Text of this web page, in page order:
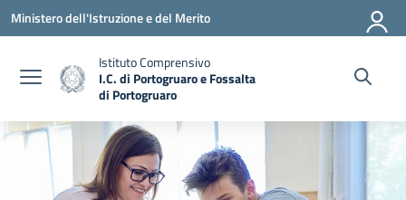
Vai ai contenuti
Vai al menu di navigazione
Vai al footer
Ministero dell'Istruzione e del Merito
Istituto Comprensivo
I.C. di Portogruaro e Fossalta
di Portogruaro